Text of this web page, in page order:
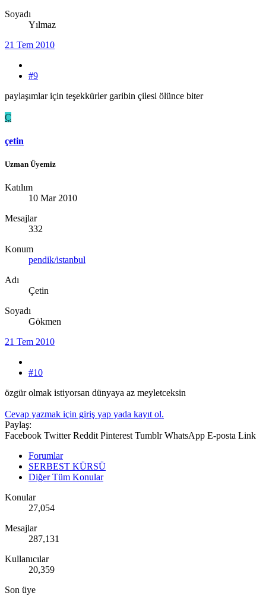
Soyadı
Yılmaz
21 Tem 2010
#9
paylaşımlar için teşekkürler garibin çilesi ölünce biter
Ç
çetin
Uzman Üyemiz
Katılım
10 Mar 2010
Mesajlar
332
Konum
pendik/istanbul
Adı
Çetin
Soyadı
Gökmen
21 Tem 2010
#10
özgür olmak istiyorsan dünyaya az meyletceksin
Cevap yazmak için giriş yap yada kayıt ol.
Paylaş:
Facebook Twitter Reddit Pinterest Tumblr WhatsApp E-posta Link
Forumlar
SERBEST KÜRSÜ
Diğer Tüm Konular
Konular
27,054
Mesajlar
287,131
Kullanıcılar
20,359
Son üye